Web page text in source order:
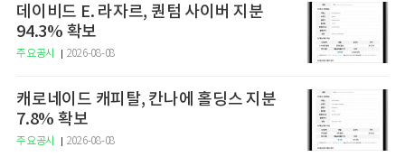
데이비드 E. 라자르, 퀀텀 사이버 지분
94.3% 확보
주요공시 2026-08-08
캐로네이드 캐피탈, 칸나에 홀딩스 지분
7.8% 확보
주요공시 2026-08-08